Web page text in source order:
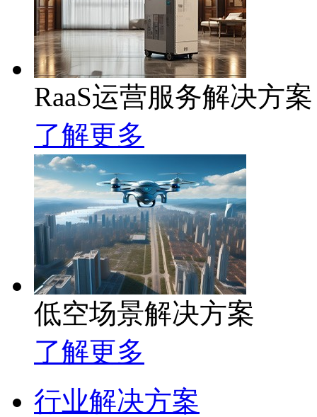
RaaS运营服务解决方案
了解更多
低空场景解决方案
了解更多
行业解决方案